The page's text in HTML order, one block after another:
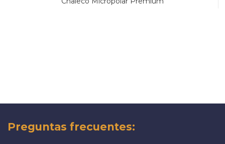
Preguntas frecuentes: